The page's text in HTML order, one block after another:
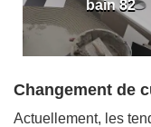
bain 82
Changement de
Actuellement, les